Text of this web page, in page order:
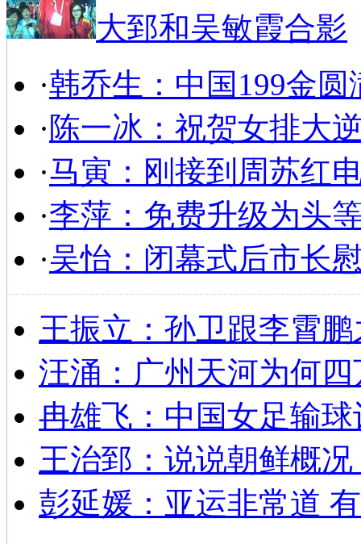
大郅和吴敏霞合影
·韩乔生：中国199金圆
·陈一冰：祝贺女排大
·马寅：刚接到周苏红
·李萍：免费升级为头
·吴怡：闭幕式后市长
王振立：孙卫跟李霄
汪涌：广州天河为何
冉雄飞：中国女足输
王治郅：说说朝鲜概
彭延媛：亚运非常道